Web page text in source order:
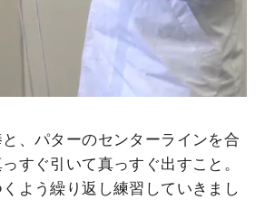
、パターのセンターラインを合
すぐ引いて真っすぐ出すこと。
よう繰り返し練習していきまし